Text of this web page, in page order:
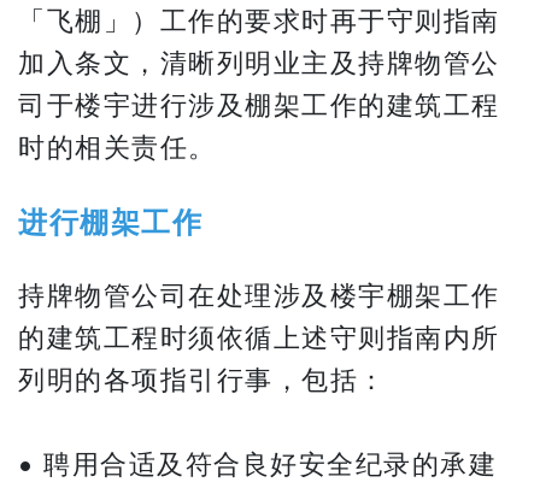
「飞棚」）工作的要求时再于守则指南
加入条文，清晰列明业主及持牌物管公
司于楼宇进行涉及棚架工作的建筑工程
时的相关责任。
进行棚架工作
持牌物管公司在处理涉及楼宇棚架工作
的建筑工程时须依循上述守则指南内所
列明的各项指引行事，包括：
• 聘用合适及符合良好安全纪录的承建